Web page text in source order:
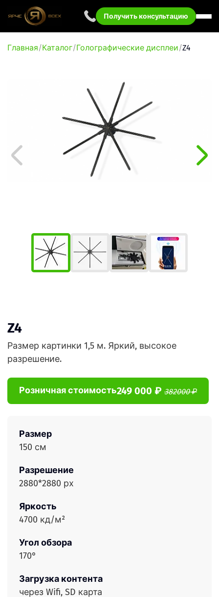
Получить консультацию
Главная Каталог Голографические дисплеи Z4
Z4
Размер картинки 1,5 м. Яркий, высокое
разрешение.
Розничная стоимость249 000 ₽ 382000 ₽
Размер
150 см
Разрешение
2880*2880 рх
Яркость
4700 кд/м²
Угол обзора
170°
Загрузка контента
через Wifi, SD карта